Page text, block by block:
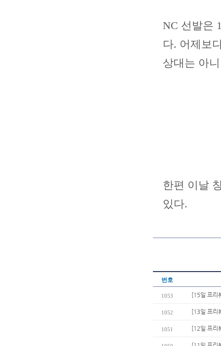
NC 선발은
다. 어제보
상대는 아
한편 이날
있다.
번호
1053 [15일 프리
1052 [13일 프리
1051 [12일 프리